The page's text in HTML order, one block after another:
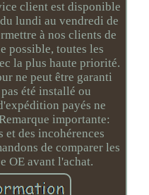
client est disponible
lundi au vendredi de
à nos clients de
possible, toutes les
la plus haute priorité.
ne peut être garanti
été installé ou
payés ne
importante:
des incohérences
de comparer les
OE avant l'achat.